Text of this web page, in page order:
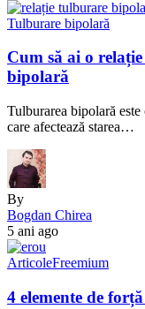
Tulburare bipolară
Cum să ai o
bipolară
Tulburarea bipolară
care afectează starea…
By
Bogdan Chirea
5 ani ago
ArticoleFreemium
4 elemente de